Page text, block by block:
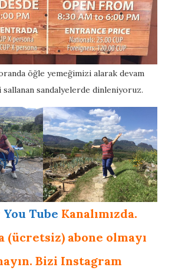
öğle yemeğimizi alarak devam
sandalyelerde dinleniyoruz.
You Tube Kanalımızda.
(ücretsiz) abone olmayı
Bizi Instagram